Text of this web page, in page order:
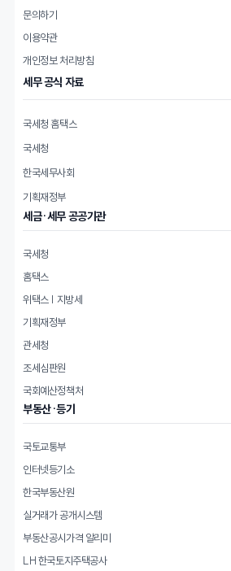
문의하기
이용약관
개인정보 처리방침
세무 공식 자료
국세청 홈택스
국세청
한국세무사회
기획재정부
세금·세무 공공기관
국세청
홈택스
위택스 | 지방세
기획재정부
관세청
조세심판원
국회예산정책처
부동산·등기
국토교통부
인터넷등기소
한국부동산원
실거래가 공개시스템
부동산공시가격 알리미
LH 한국토지주택공사